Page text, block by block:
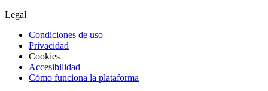
Legal
Condiciones de uso
Privacidad
Cookies
Accesibilidad
Cómo funciona la plataforma